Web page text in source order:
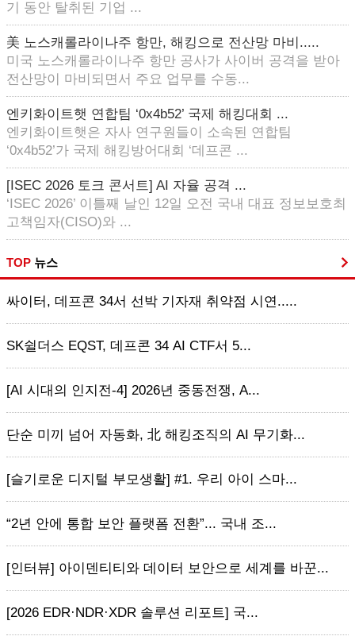
기 동안 탈취된 기업 ...
美 노스캐롤라이나주 항만, 해킹으로 전산망 마비.....
미국 노스캐롤라이나주 항만 공사가 사이버 공격을 받아
전산망이 마비되면서 주요 업무를 수동...
엔키화이트햇 연합팀 ‘0x4b52’ 국제 해킹대회 ...
엔키화이트햇은 자사 연구원들이 소속된 연합팀
‘0x4b52’가 국제 해킹방어대회 ‘데프콘 ...
[ISEC 2026 토크 콘서트] AI 자율 공격 ...
‘ISEC 2026’ 이틀째 날인 12일 오전 국내 대표 정보보호최
고책임자(CISO)와 ...
TOP 뉴스
싸이터, 데프콘 34서 선박 기자재 취약점 시연.....
SK쉴더스 EQST, 데프콘 34 AI CTF서 5...
[AI 시대의 인지전-4] 2026년 중동전쟁, A...
단순 미끼 넘어 자동화, 北 해킹조직의 AI 무기화...
[슬기로운 디지털 부모생활] #1. 우리 아이 스마...
“2년 안에 통합 보안 플랫폼 전환”... 국내 조...
[인터뷰] 아이덴티티와 데이터 보안으로 세계를 바꾼...
[2026 EDR·NDR·XDR 솔루션 리포트] 국...